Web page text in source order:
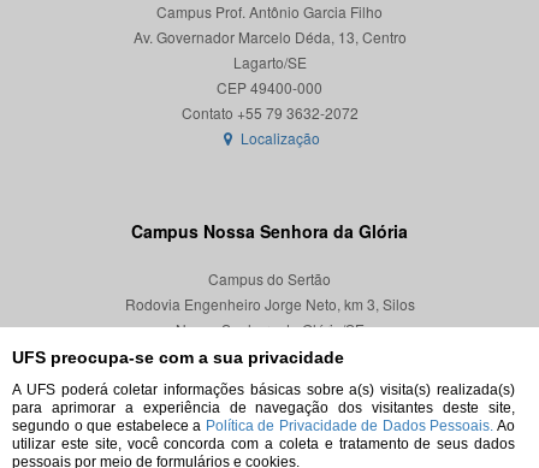
UFS preocupa-se com a sua privacidade
A UFS poderá coletar informações básicas sobre a(s) visita(s) realizada(s)
para aprimorar a experiência de navegação dos visitantes deste site,
segundo o que estabelece a Política de Privacidade de Dados Pessoais. Ao
utilizar este site, você concorda com a coleta e tratamento de seus dados
pessoais por meio de formulários e cookies.
Campus Prof. Antônio Garcia Filho
Av. Governador Marcelo Déda, 13, Centro
Lagarto/SE
CEP 49400-000
Localização
Campus Nossa Senhora da Glória
Campus do Sertão
Rodovia Engenheiro Jorge Neto, km 3, Silos
Nossa Senhora da Glória/SE
CEP 49680-000
Localização